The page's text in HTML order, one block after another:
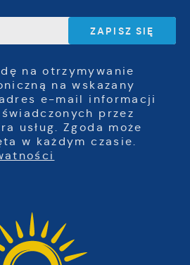
na otrzymywanie
na wskazany
e-mail informacji
przez
usług. Zgoda może
w każdym czasie.